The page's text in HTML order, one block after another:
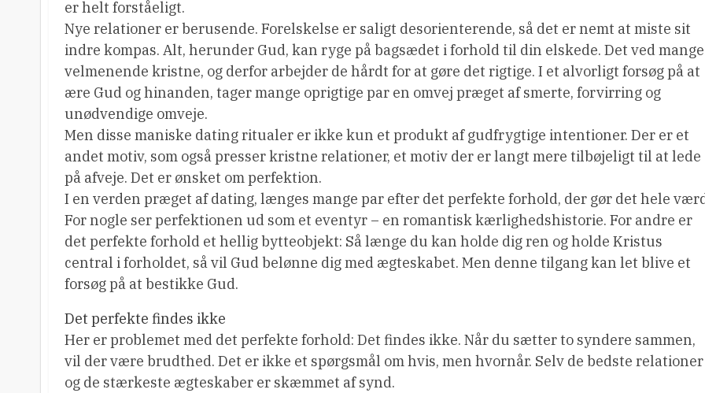
er helt forståeligt.
Nye relationer er berusende. Forelskelse er saligt desorienterende, så det er nemt at miste sit
indre kompas. Alt, herunder Gud, kan ryge på bagsædet i forhold til din elskede. Det ved mange
velmenende kristne, og derfor arbejder de hårdt for at gøre det rigtige. I et alvorligt forsøg på at
ære Gud og hinanden, tager mange oprigtige par en omvej præget af smerte, forvirring og
unødvendige omveje.
Men disse maniske dating ritualer er ikke kun et produkt af gudfrygtige intentioner. Der er et
andet motiv, som også presser kristne relationer, et motiv der er langt mere tilbøjeligt til at lede
på afveje. Det er ønsket om perfektion.
I en verden præget af dating, længes mange par efter det perfekte forhold, der gør det hele
For nogle ser perfektionen ud som et eventyr – en romantisk kærlighedshistorie. For andre er
det perfekte forhold et hellig bytteobjekt: Så længe du kan holde dig ren og holde Kristus
central i forholdet, så vil Gud belønne dig med ægteskabet. Men denne tilgang kan let blive et
forsøg på at bestikke Gud.
Det perfekte findes ikke
Her er problemet med det perfekte forhold: Det findes ikke. Når du sætter to syndere sammen,
vil der være brudthed. Det er ikke et spørgsmål om hvis, men hvornår. Selv de bedste relationer
og de stærkeste ægteskaber er skæmmet af synd.